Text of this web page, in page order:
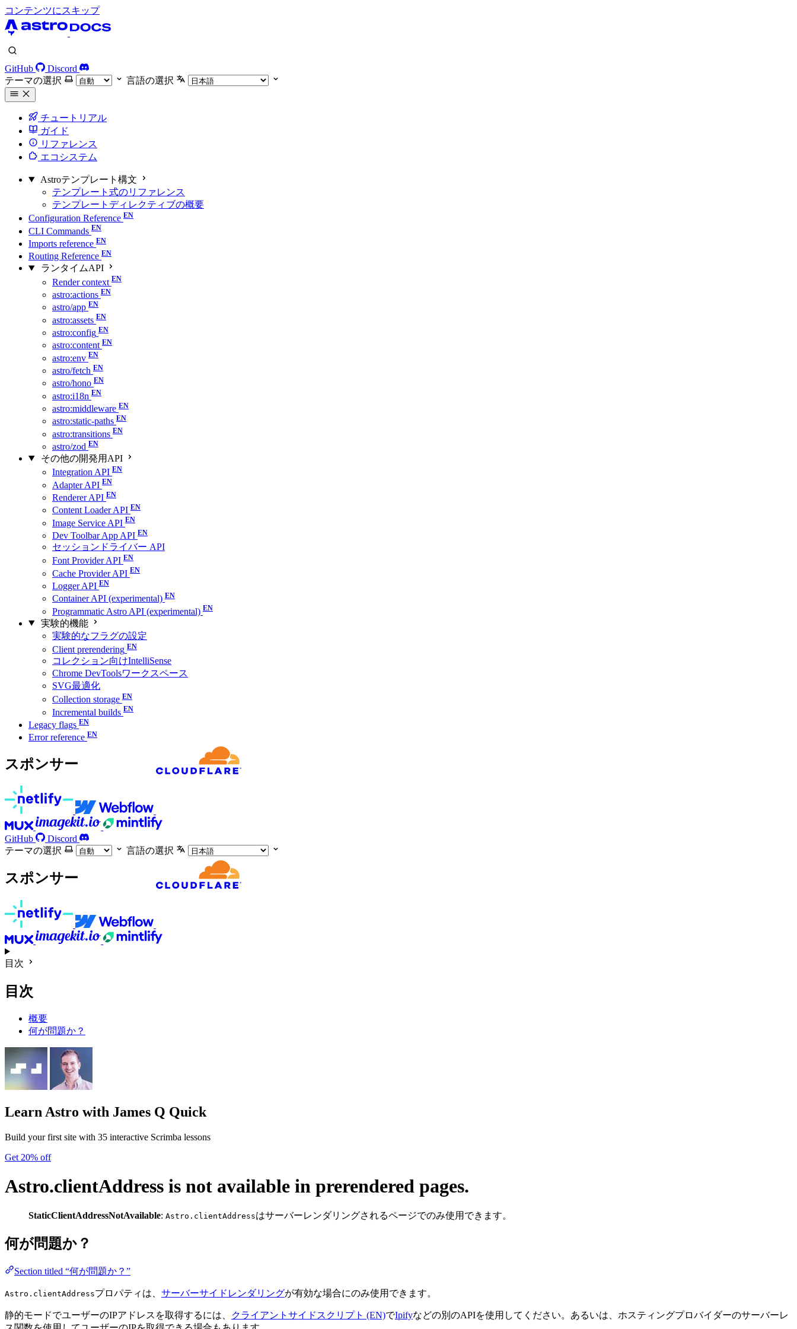
コンテンツにスキップ
GitHub
Discord
テーマの選択
言語の選択
チュートリアル
ガイド
リファレンス
エコシステム
Astroテンプレート構文
テンプレート式のリファレンス
テンプレートディレクティブの概要
Configuration Reference
CLI Commands
Imports reference
Routing Reference
ランタイムAPI
Render context
astro:actions
astro/app
astro:assets
astro:config
astro:content
astro:env
astro/fetch
astro/hono
astro:i18n
astro:middleware
astro:static-paths
astro:transitions
astro/zod
その他の開発用API
Integration API
Adapter API
Renderer API
Content Loader API
Image Service API
Dev Toolbar App API
セッションドライバー API
Font Provider API
Cache Provider API
Logger API
Container API (experimental)
Programmatic Astro API (experimental)
実験的機能
実験的なフラグの設定
Client prerendering
コレクション向けIntelliSense
Chrome DevToolsワークスペース
SVG最適化
Collection storage
Incremental builds
Legacy flags
Error reference
スポンサー
GitHub
Discord
テーマの選択
言語の選択
スポンサー
目次
目次
概要
何が問題か？
Learn Astro with James Q Quick
Build your first site with 35 interactive Scrimba lessons
Get 20% off
Astro.clientAddress is not available in prerendered pages.
StaticClientAddressNotAvailable: Astro.clientAddressはサーバーレンダリングされるページでのみ使用できます。
何が問題か？
Section titled “何が問題か？”
Astro.clientAddressプロパティは、 サーバーサイドレンダリングが有効な場合にのみ使用できます。
静的モードでユーザーのIPアドレスを取得するには、 クライアントサイドスクリプト (EN)でIpifyなどの別のAPIを使用してください。あるいは、ホスティングプロバイダーのサーバーレ